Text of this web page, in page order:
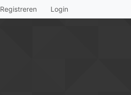
Registreren Login